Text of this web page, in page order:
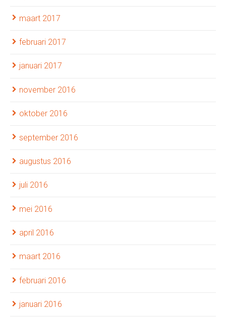
maart 2017
februari 2017
januari 2017
november 2016
oktober 2016
september 2016
augustus 2016
juli 2016
mei 2016
april 2016
maart 2016
februari 2016
januari 2016